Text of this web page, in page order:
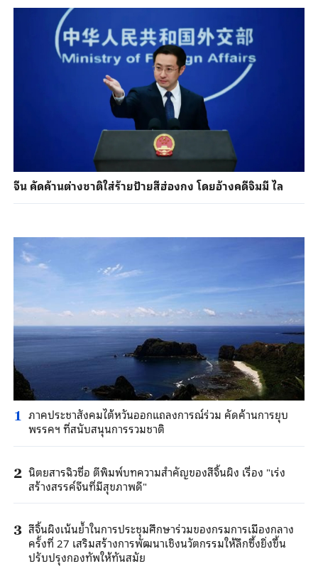
จีน คัดค้านต่างชาติใส่ร้ายป้ายสีฮ่องกง โดยอ้างคดีจิมมี ไล
1 ภาคประชาสังคมไต้หวันออกแถลงการณ์ร่วม คัดค้านการยุบ
พรรคฯ ที่สนับสนุนการรวมชาติ
2 นิตยสารฉิวซื่อ ตีพิมพ์บทความสำคัญของสีจิ้นผิง เรื่อง "เร่ง
สร้างสรรค์จีนที่มีสุขภาพดี"
3 สีจิ้นผิงเน้นย้ำในการประชุมศึกษาร่วมของกรมการเมืองกลาง
ครั้งที่ 27 เสริมสร้างการพัฒนาเชิงนวัตกรรมให้ลึกซึ้งยิ่งขึ้น
ปรับปรุงกองทัพให้ทันสมัย